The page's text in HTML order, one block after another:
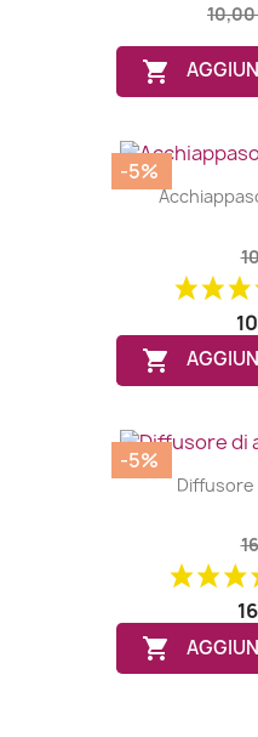


-5%
Diffusore

-5%